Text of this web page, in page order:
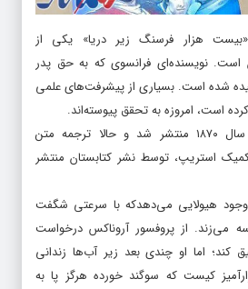
هزار فرسنگ زیر دریا» یکی از
است. نویسنده‌ای فرانسوی که به حق پدر
شده است. بسیاری از پیشرفت‌های علمی
است، امروزه به تحقق پیوسته‌اند.
این اثر نخستین بار در سال ۱۸۷۰ منتشر شد و حالا ترجمه متن
استریپ، توسط نشر کتابستان منتشر
وجود هیولایی می‌دهدکه با سرعتی شگفت
می‌زند. از پروفسور آروناکس درخواست
کند؛ اما او چندی بعد زیر آب‌ها زندانی
کیست که سوگند خورده هرگز پا به